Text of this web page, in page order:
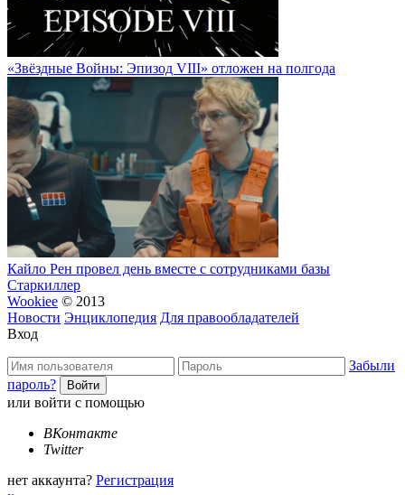
«Звёздные Войны: Эпизод VIII» отложен на полгода
Кайло Рен провел день вместе с сотрудниками базы
Старкиллер
Wookiee © 2013
Новости Энциклопедия Для правообладателей
Вход
Забыли
пароль?
или войти с помощью
ВКонтакте
Twitter
нет аккаунта? Регистрация